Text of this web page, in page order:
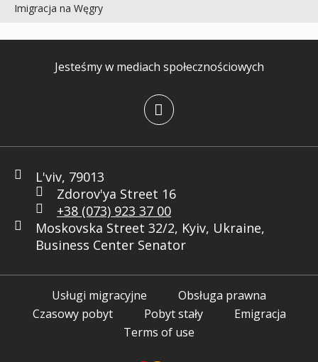
Imigracja na Węgry
Jesteśmy w mediach społecznościowych
L'viv, 79013
Zdorov'ya Street 16
+38 (073) 923 37 00
Moskovska Street 32/2, Kyiv, Ukraine,
Business Center Senator
Usługi migracyjne
Obsługa prawna
Czasowy pobyt
Pobyt stały
Emigracja
Terms of use